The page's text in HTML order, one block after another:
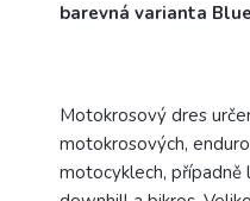
barevná varianta
Motokrosový dres
motokrosových,
motocyklech, případně